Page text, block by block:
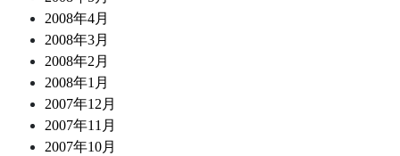
2008年4月
2008年3月
2008年2月
2008年1月
2007年12月
2007年11月
2007年10月